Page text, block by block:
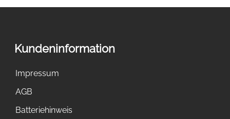
Kundeninformation
Impressum
AGB
Batteriehinweis